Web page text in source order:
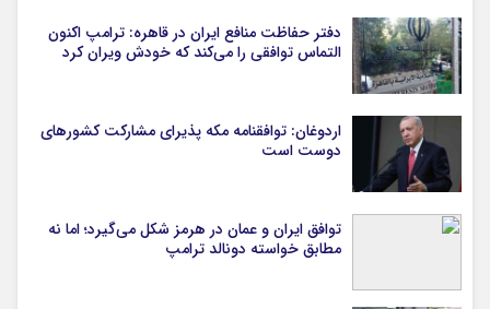
دفتر حفاظت منافع ایران در قاهره: ترامپ اکنون
التماس توافقی را می‌کند که خودش ویران کرد
اردوغان: توافقنامه مکه پذیرای مشارکت کشورهای
دوست است
توافق ایران و عمان در هرمز شکل می‌گیرد؛ اما نه
مطابق خواسته دونالد ترامپ